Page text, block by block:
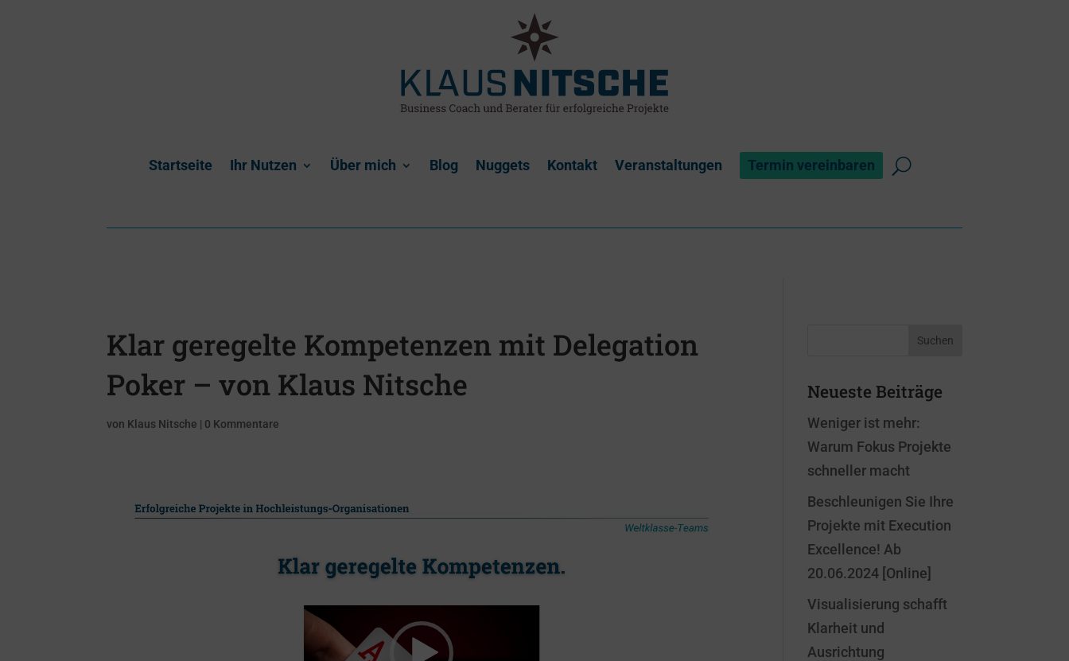
Startseite Ihr Nutzen Über mich Blog Nuggets Kontakt Veranstaltungen Termin vereinbaren
Klar geregelte Kompetenzen mit Delegation
Poker – von Klaus Nitsche
von Klaus Nitsche | 0 Kommentare
Player
Neueste Beiträge
Weniger ist mehr:
Warum Fokus Projekte
schneller macht
Beschleunigen Sie Ihre
Projekte mit Execution
Excellence! Ab
20.06.2024 [Online]
Visualisierung schafft
Klarheit und
Ausrichtung